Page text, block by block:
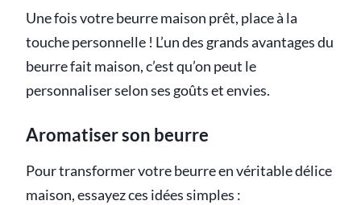
Une fois votre beurre maison prêt, place à la
touche personnelle ! L’un des grands avantages du
beurre fait maison, c’est qu’on peut le
personnaliser selon ses goûts et envies.
Aromatiser son beurre
Pour transformer votre beurre en véritable délice
maison, essayez ces idées simples :